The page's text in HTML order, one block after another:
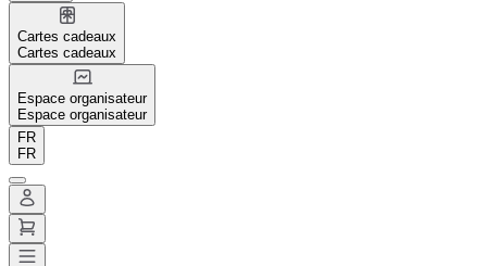
Cartes cadeaux
Cartes cadeaux
Espace organisateur
Espace organisateur
FR
FR